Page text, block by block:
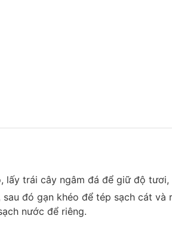
lấy trái cây ngâm đá để giữ độ tươi,
đó gạn khéo để tép sạch cát và
nước để riêng.